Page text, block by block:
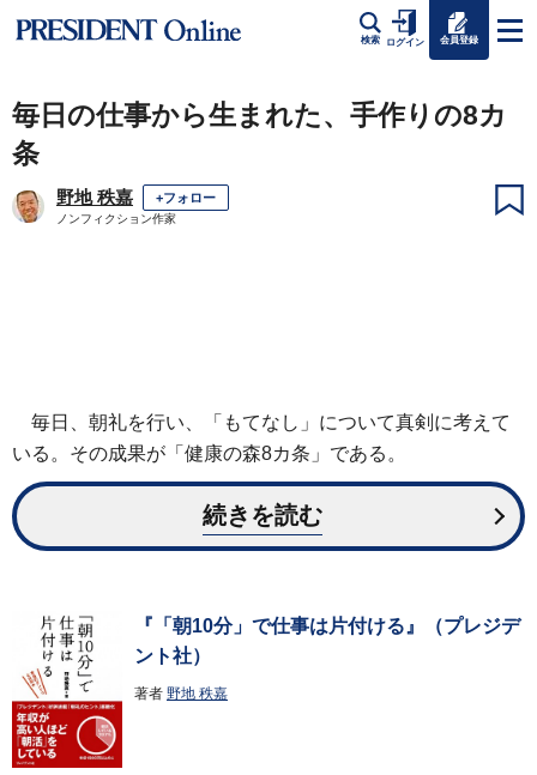
検索 ログイン 会員登録
毎日の仕事から生まれた、手作りの8カ
条
野地 秩嘉 +フォロー
ノンフィクション作家
毎日、朝礼を行い、「もてなし」について真剣に考えて
いる。その成果が「健康の森8カ条」である。
続きを読む
『「朝10分」で仕事は片付ける』（プレジデ
ント社）
著者 野地 秩嘉